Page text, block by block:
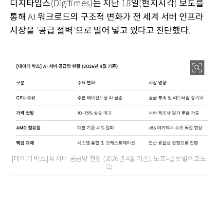
디지타임스(Digitimes)는 지난 18일(현지시각) 보도를
통해AI 워크로드의 구조적 변화가 전 세계 서버 인프라
시장을 '공급 절벽 '으로 밀어 넣고 있다고 진단했다.
[데이터 박스] AI 서버 공급망 현황 (2026년 4월 기준). 도표=글로벌이코노
믹